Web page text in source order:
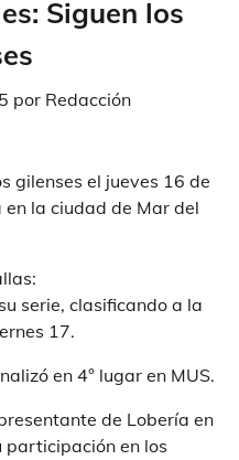
Siguen los
por Redacción
gilenses el jueves 16 de
la ciudad de Mar del
serie, clasificando a la
17.
en 4° lugar en MUS.
de Lobería en
participación en los